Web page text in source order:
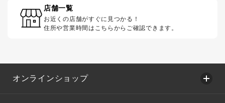
店舗一覧
お近くの店舗がすぐに見つかる！
住所や営業時間はこちらからご確認できます。
オンラインショップ